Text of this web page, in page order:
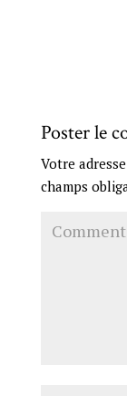
Poster le
Votre
champs